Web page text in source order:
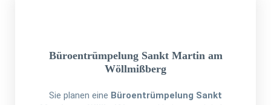
Büroentrümpelung Sankt Martin am
Wöllmißberg
Sie planen eine Büroentrümpelung Sankt